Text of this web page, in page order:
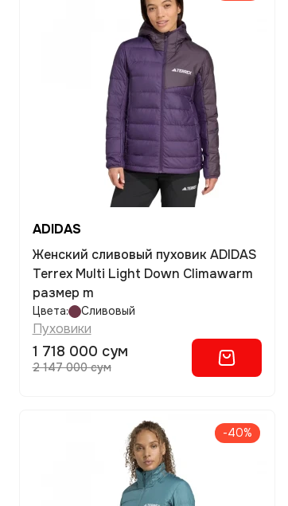
ADIDAS
Женский сливовый пуховик ADIDAS
Terrex Multi Light Down Climawarm
размер m
Цвета: Сливовый
Пуховики
1 718 000 сум
2 147 000 сум
-40%